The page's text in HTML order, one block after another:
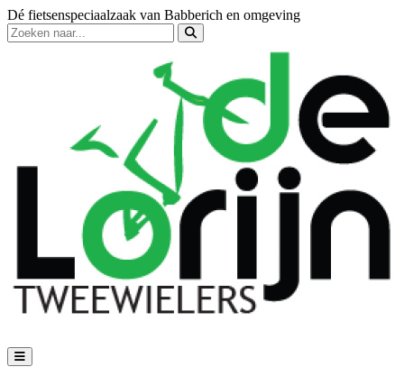
Dé fietsenspeciaalzaak van Babberich en omgeving